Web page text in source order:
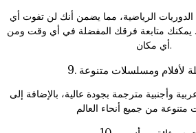
الرياضية، مما يضمن أنك لن تفوت أي
يمكنك متابعة فرقك المفضلة في أي وقت ومن
أي مكان.
لأفلام ومسلسلات متنوعة
وأجنبية مترجمة بجودة عالية، بالإضافة إلى